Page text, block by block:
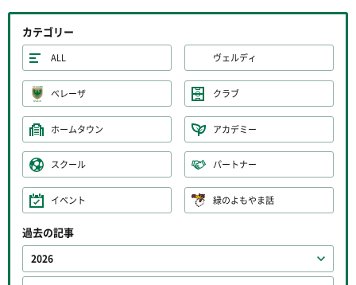
カテゴリー
ALL ヴェルディ
ベレーザ クラブ
ホームタウン アカデミー
スクール パートナー
イベント 緑のよもやま話
過去の記事
2026